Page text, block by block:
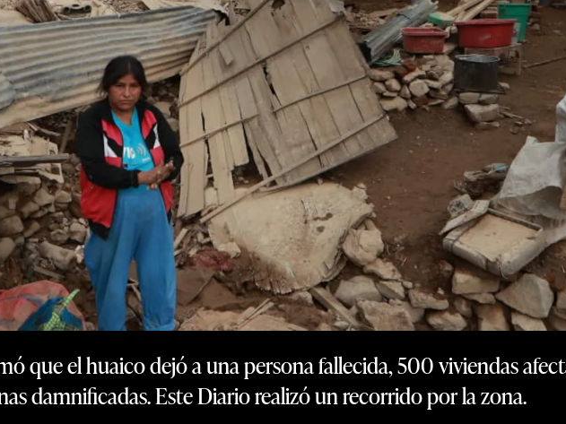
que el huaico dejó a una persona fallecida, 500 viviendas
damnificadas. Este Diario realizó un recorrido por la zona.